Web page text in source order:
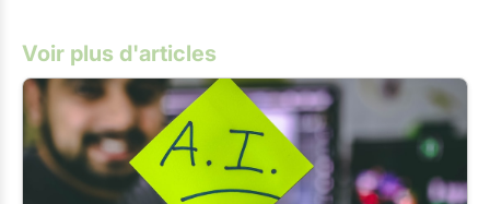
Voir plus d'articles